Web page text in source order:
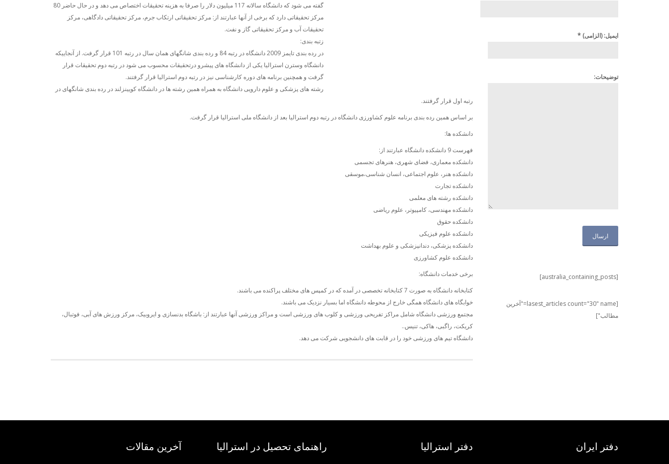
گفته می شود که دانشگاه سالانه 117 میلیون دلار را صرفا به هزینه تحقیقات اختصاص می دهد و در حال حاضر 80
مرکز تحقیقاتی دارد که برخی از آنها عبارتند از: مرکز تحقیقاتی ارتکاب جرم، مرکز تحقیقاتی دادگاهی، مرکز
تحقیقات آب و مرکز تحقیقاتی گاز و نفت.
زتبه بندی:
در رده بندی تایمز 2009 دانشگاه در رتبه 84 و رده بندی شانگهای همان سال در رتبه 101 قرار گرفت. از آنجاییکه
دانشگاه وسترن استرالیا یکی از دانشگاه های پیشرو درتحقیقات محسوب می شود در رتبه دوم تحقیقات قرار
گرفت و همچنین برنامه های دوره کارشناسی نیز در رتبه دوم استرالیا قرار گرفتند.
رشته های پزشکی و علوم دارویی دانشگاه به همراه همین رشته ها در دانشگاه کویینزلند در رده بندی شانگهای در
رتبه اول قرار گرفتند.
بر اساس همین رده بندی برنامه علوم کشاورزی دانشگاه در رتبه دوم استرالیا بعد از دانشگاه ملی استرالیا قرار گرفت.
دانشکده ها:
فهرست 9 دانشکده دانشگاه عبارتند از:
دانشکده معماری، فضای شهری، هنرهای تجسمی
دانشکده هنر، علوم اجتماعی، انسان شناسی،موسقی
دانشکده تجارت
دانشکده رشته های معلمی
دانشکده مهندسی، کامپیوتر، علوم ریاضی
دانشکده حقوق
دانشکده علوم فیزیکی
دانشکده پزشکی، دندانپزشکی و علوم بهداشت
دانشکده علوم کشاورزی
برخی خدمات دانشگاه:
کتابخانه دانشگاه به صورت 7 کتابخانه تخصصی در آمده که در کمپس های مختلف پراکنده می باشند.
خوابگاه های دانشگاه همگی خارج از محوطه دانشگاه اما بسیار نزدیک می باشند.
مجتمع ورزشی دانشگاه شامل مراکز تفریحی ورزشی و کلوب های ورزشی است و مراکز ورزشی آنها عبارتند از: باشگاه بدنسازی و ایروبیک، مرکز ورزش های آبی، فوتبال،
کریکت، راگبی، هاکی، تنیس..
دانشگاه تیم های ورزشی خود را در قابت های دانشجویی شرکت می دهد.
ایمیل: (الزامی) *
توضیحات:
[australia_containing_posts]
[lasest_articles count="30" name="آخرین
مطالب"]
آخرین مقالات راهنمای تحصیل در استرالیا دفتر استرالیا دفتر ایران